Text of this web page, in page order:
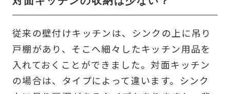
従来の壁付けキッチンは、シンクの上に吊り
戸棚があり、そこへ細々したキッチン用品を
入れておくことができました。対面キッチン
の場合は、タイプによって違います。シンク